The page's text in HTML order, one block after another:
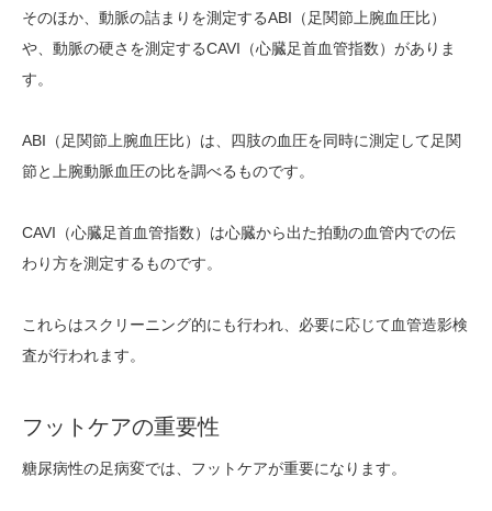
そのほか、動脈の詰まりを測定するABI（足関節上腕血圧比）
や、動脈の硬さを測定するCAVI（心臓足首血管指数）がありま
す。
ABI（足関節上腕血圧比）は、四肢の血圧を同時に測定して足関
節と上腕動脈血圧の比を調べるものです。
CAVI（心臓足首血管指数）は心臓から出た拍動の血管内での伝
わり方を測定するものです。
これらはスクリーニング的にも行われ、必要に応じて血管造影検
査が行われます。
フットケアの重要性
糖尿病性の足病変では、フットケアが重要になります。